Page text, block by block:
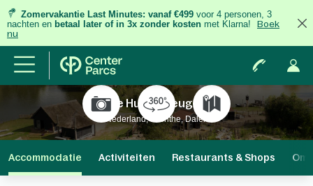
Zomervakantie Last Minutes: vanaf €499 voor 4 personen, 3
nachten en betaal later of in 3x zonder kosten met Klarna!
Boek
nu
De Huttenheugte
Nederland, Drenthe, Dalen
Accommodatie Activiteiten Restaurants & Shops